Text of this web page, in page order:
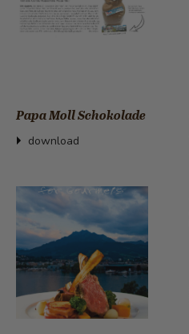
Papa Moll Schokolade
download